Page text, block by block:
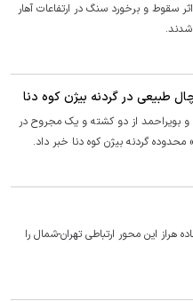
سقوط و برخورد سنگ در ارتفاعات آهار
بویراحمد از دو کشته و یک مجروح در
گردنه بیژن کوه دنا خبر داد.
هراز این محور ارتباطی تهران-شمال را